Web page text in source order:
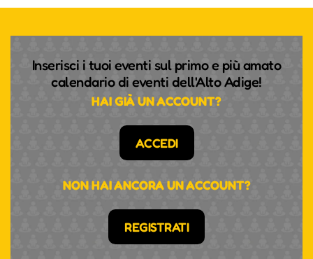
Inserisci i tuoi eventi sul primo e più amato
calendario di eventi dell'Alto Adige!
HAI GIÀ UN ACCOUNT?
ACCEDI
NON HAI ANCORA UN ACCOUNT?
REGISTRATI